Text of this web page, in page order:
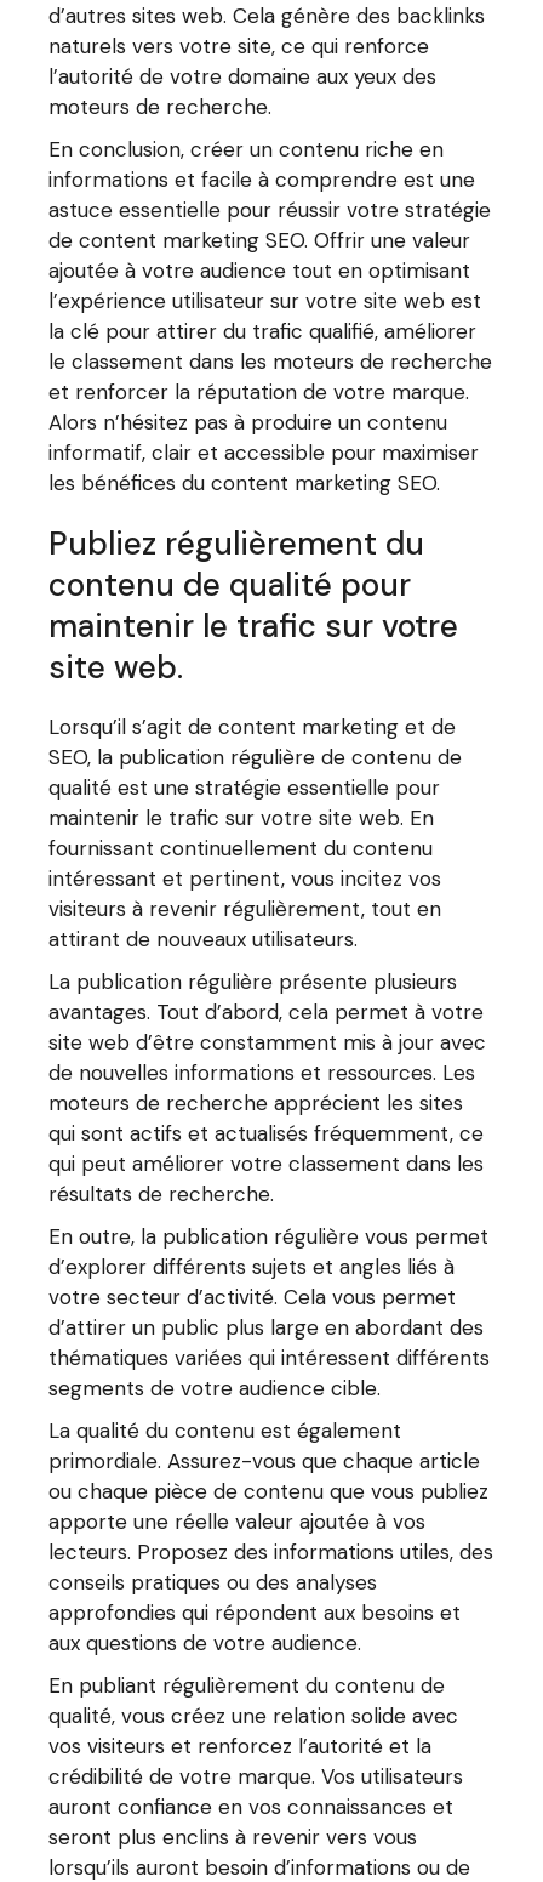
d’autres sites web. Cela génère des backlinks
naturels vers votre site, ce qui renforce
l’autorité de votre domaine aux yeux des
moteurs de recherche.
En conclusion, créer un contenu riche en
informations et facile à comprendre est une
astuce essentielle pour réussir votre stratégie
de content marketing SEO. Offrir une valeur
ajoutée à votre audience tout en optimisant
l’expérience utilisateur sur votre site web est
la clé pour attirer du trafic qualifié, améliorer
le classement dans les moteurs de recherche
et renforcer la réputation de votre marque.
Alors n’hésitez pas à produire un contenu
informatif, clair et accessible pour maximiser
les bénéfices du content marketing SEO.
Publiez régulièrement du
contenu de qualité pour
maintenir le trafic sur votre
site web.
Lorsqu’il s’agit de content marketing et de
SEO, la publication régulière de contenu de
qualité est une stratégie essentielle pour
maintenir le trafic sur votre site web. En
fournissant continuellement du contenu
intéressant et pertinent, vous incitez vos
visiteurs à revenir régulièrement, tout en
attirant de nouveaux utilisateurs.
La publication régulière présente plusieurs
avantages. Tout d’abord, cela permet à votre
site web d’être constamment mis à jour avec
de nouvelles informations et ressources. Les
moteurs de recherche apprécient les sites
qui sont actifs et actualisés fréquemment, ce
qui peut améliorer votre classement dans les
résultats de recherche.
En outre, la publication régulière vous permet
d’explorer différents sujets et angles liés à
votre secteur d’activité. Cela vous permet
d’attirer un public plus large en abordant des
thématiques variées qui intéressent différents
segments de votre audience cible.
La qualité du contenu est également
primordiale. Assurez-vous que chaque article
ou chaque pièce de contenu que vous publiez
apporte une réelle valeur ajoutée à vos
lecteurs. Proposez des informations utiles, des
conseils pratiques ou des analyses
approfondies qui répondent aux besoins et
aux questions de votre audience.
En publiant régulièrement du contenu de
qualité, vous créez une relation solide avec
vos visiteurs et renforcez l’autorité et la
crédibilité de votre marque. Vos utilisateurs
auront confiance en vos connaissances et
seront plus enclins à revenir vers vous
lorsqu’ils auront besoin d’informations ou de